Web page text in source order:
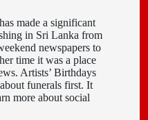
made a significant
in Sri Lanka from
newspapers to
time it was a place
Artists’ Birthdays
funerals first. It
more about social